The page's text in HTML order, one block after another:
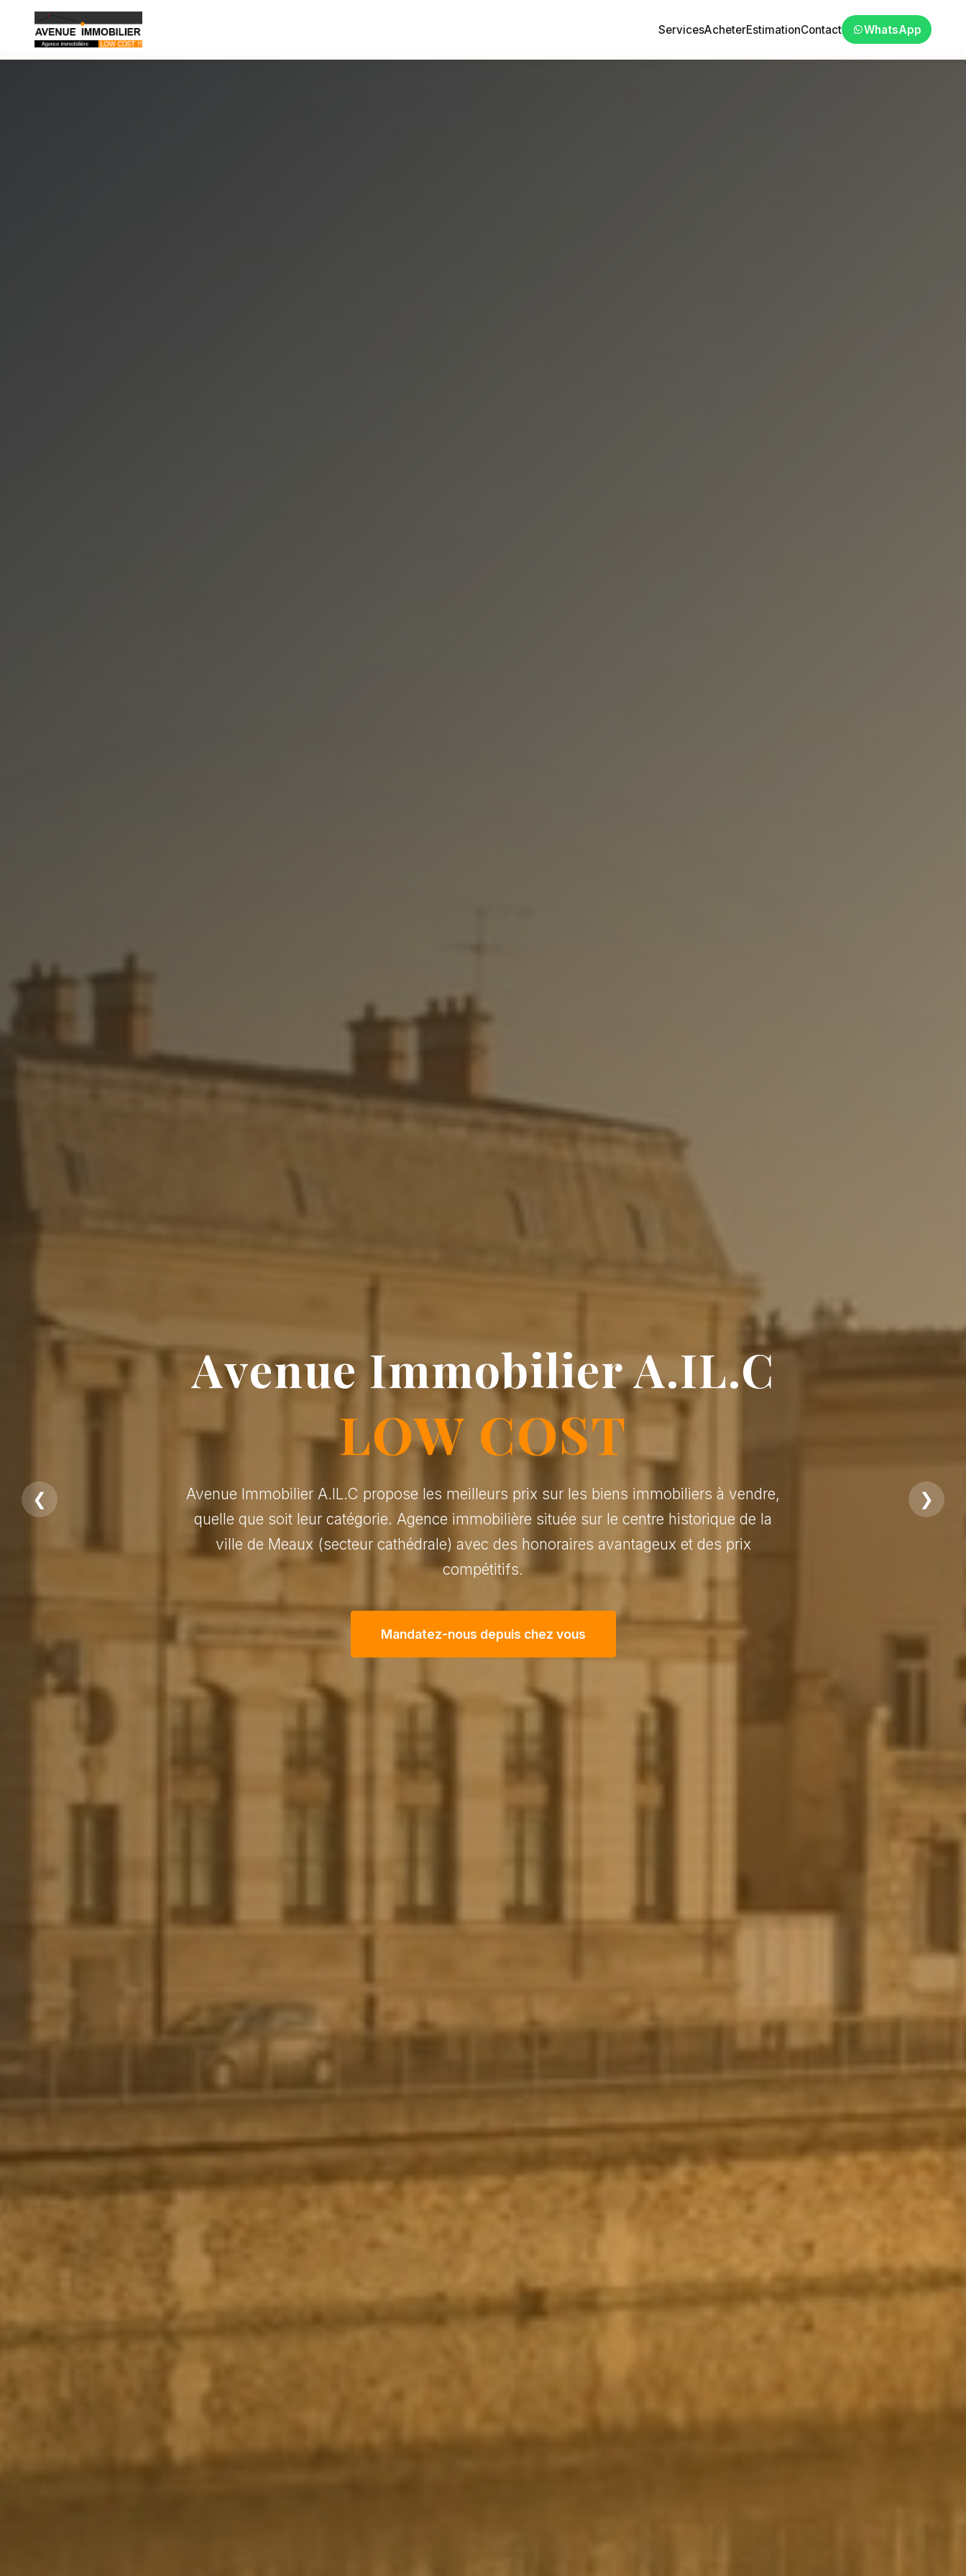
ServicesAcheterEstimationContact WhatsApp
❮ ❯
Avenue Immobilier A.IL.C
LOW COST
Avenue Immobilier A.IL.C propose les meilleurs prix sur les biens immobiliers à vendre,
quelle que soit leur catégorie. Agence immobilière située sur le centre historique de la
ville de Meaux (secteur cathédrale) avec des honoraires avantageux et des prix
compétitifs.
Mandatez-nous depuis chez vous